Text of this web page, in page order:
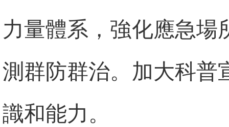
力量體系，強化應急場
測群防群治。加大科普
識和能力。